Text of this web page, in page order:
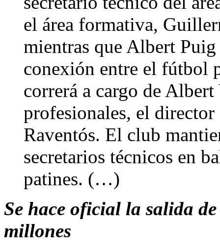
el área formativa,
mientras que Albert
conexión entre el fútbol
correrá a cargo de
profesionales, el director
Raventós. El club
secretarios técnicos en
patines. (…)
Se hace oficial la salida
millones